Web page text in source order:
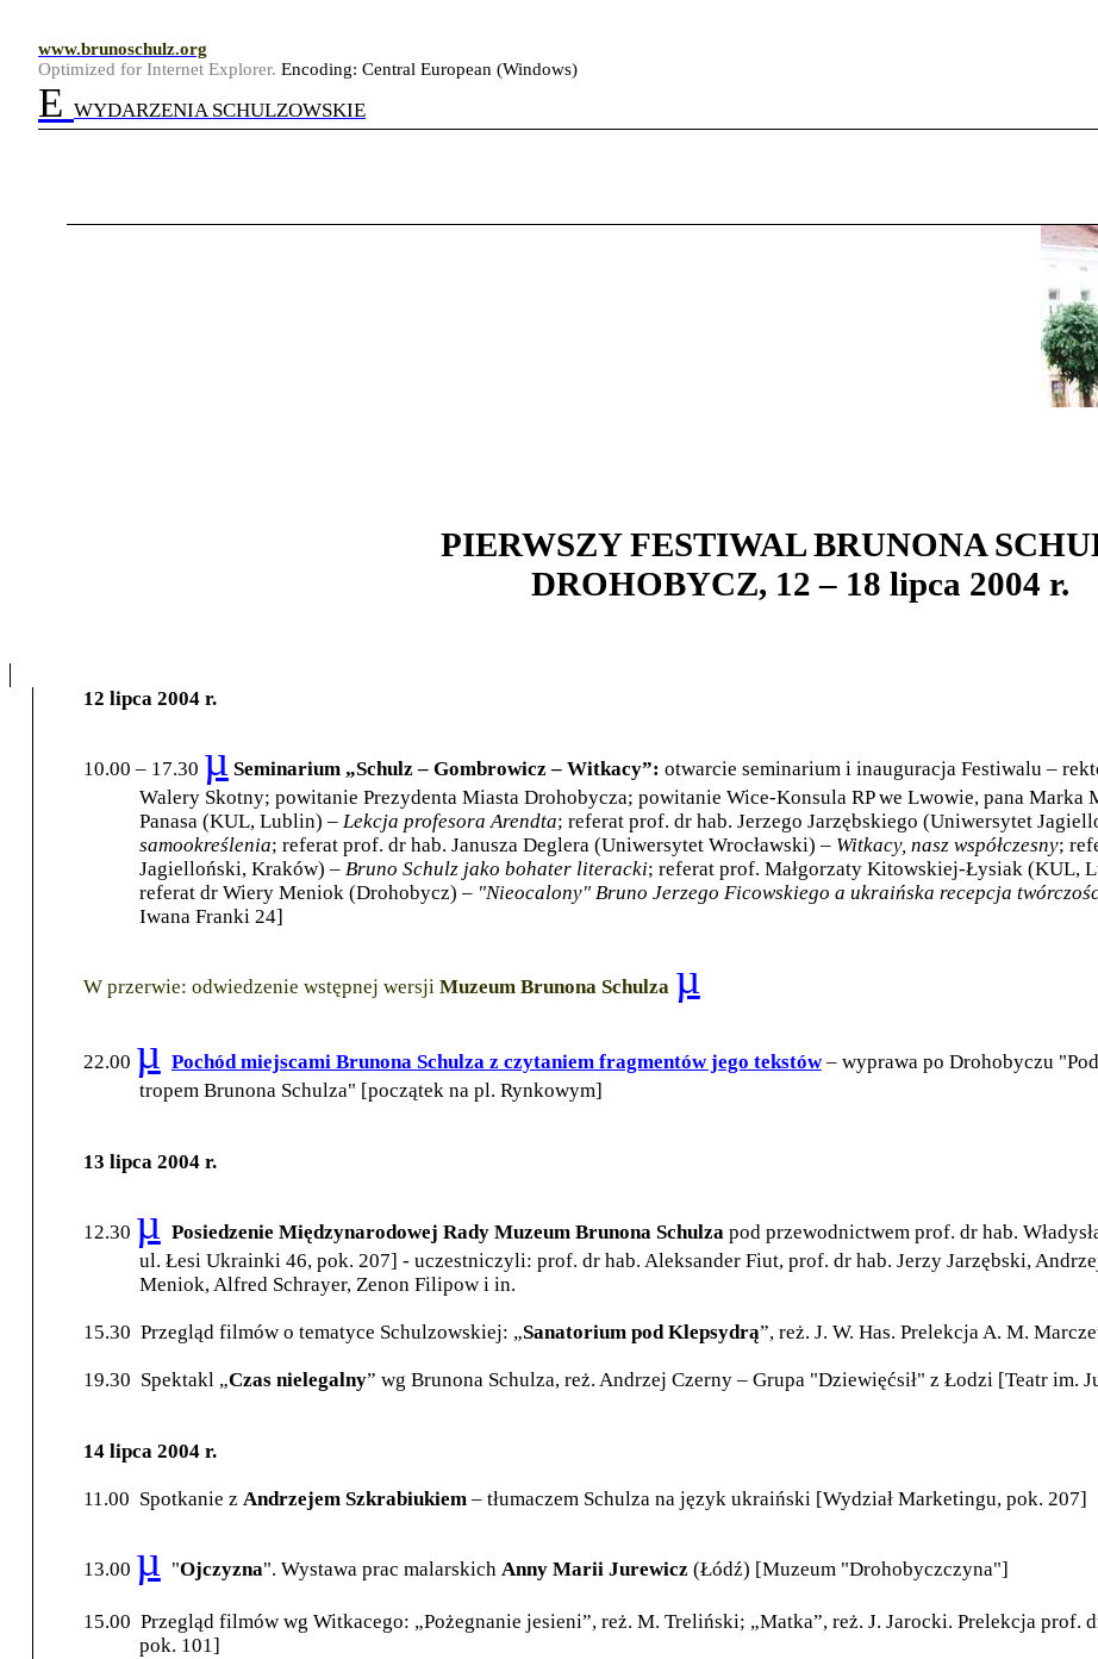
www.brunoschulz.org
Optimized for Internet Explorer. Encoding: Central European (Windows)
E WYDARZENIA SCHULZOWSKIE
PIERWSZY FESTIWAL BRUNONA
DROHOBYCZ, 12 – 18 lipca 2004 r.
12 lipca 2004 r.
10.00 – 17.30 µ Seminarium „Schulz – Gombrowicz – Witkacy”: otwarcie seminarium i inauguracja Festiwalu –
Walery Skotny; powitanie Prezydenta Miasta Drohobycza; powitanie Wice-Konsula RP we Lwowie, pana Marka
Panasa (KUL, Lublin) – Lekcja profesora Arendta; referat prof. dr hab. Jerzego Jarzębskiego (Uniwersytet
samookreślenia; referat prof. dr hab. Janusza Deglera (Uniwersytet Wrocławski) – Witkacy, nasz współczesny;
Jagielloński, Kraków) – Bruno Schulz jako bohater literacki; referat prof. Małgorzaty Kitowskiej-Łysiak (KUL,
referat dr Wiery Meniok (Drohobycz) – "Nieocalony" Bruno Jerzego Ficowskiego a ukraińska recepcja
Iwana Franki 24]
W przerwie: odwiedzenie wstępnej wersji Muzeum Brunona Schulza µ
22.00 µ Pochód miejscami Brunona Schulza z czytaniem fragmentów jego tekstów– wyprawa po Drohobyczu
tropem Brunona Schulza" [początek na pl. Rynkowym]
13 lipca 2004 r.
12.30 µ Posiedzenie Międzynarodowej Rady Muzeum Brunona Schulzapod przewodnictwem prof. dr hab.
ul. Łesi Ukrainki 46, pok. 207] - uczestniczyli: prof. dr hab. Aleksander Fiut, prof. dr hab. Jerzy Jarzębski,
Meniok, Alfred Schrayer, Zenon Filipow i in.
15.30 Przegląd filmów o tematyce Schulzowskiej: „Sanatorium pod Klepsydrą”, reż. J. W. Has. Prelekcja A. M.
19.30 Spektakl „Czas nielegalny” wg Brunona Schulza, reż. Andrzej Czerny – Grupa "Dziewięćsił" z Łodzi [Teatr im.
14 lipca 2004 r.
11.00 Spotkanie z Andrzejem Szkrabiukiem– tłumaczem Schulza na język ukraiński [Wydział Marketingu, pok. 207]
13.00 µ "Ojczyzna". Wystawa prac malarskich Anny Marii Jurewicz(Łódź) [Muzeum "Drohobyczczyna"]
15.00 Przegląd filmów wg Witkacego: „Pożegnanie jesieni”, reż. M. Treliński; „Matka”, reż. J. Jarocki. Prelekcja prof.
pok. 101]